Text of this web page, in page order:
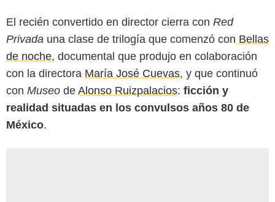
El recién convertido en director cierra con Red
Privada una clase de trilogía que comenzó con Bellas
de noche, documental que produjo en colaboración
con la directora María José Cuevas, y que continuó
con Museo de Alonso Ruizpalacios: ficción y
realidad situadas en los convulsos años 80 de
México.